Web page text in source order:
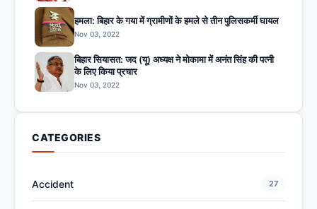
हमला: बिहार के गया में ग्रामीणों के हमले से तीन पुलिसकर्मी घायल
Nov 03, 2022
बिहार सियासत: जद (यू) अध्यक्ष ने मोकामा में अनंत सिंह की पत्नी
के लिए किया प्रचार
Nov 03, 2022
CATEGORIES
Accident 27